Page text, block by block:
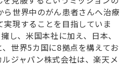
ら世界中のがん患者さんへ治療
現することを目指していま
し、米国本社に加え、日本、
世界5カ国に8拠点を構えてお
ジャパン株式会社は、楽天メ